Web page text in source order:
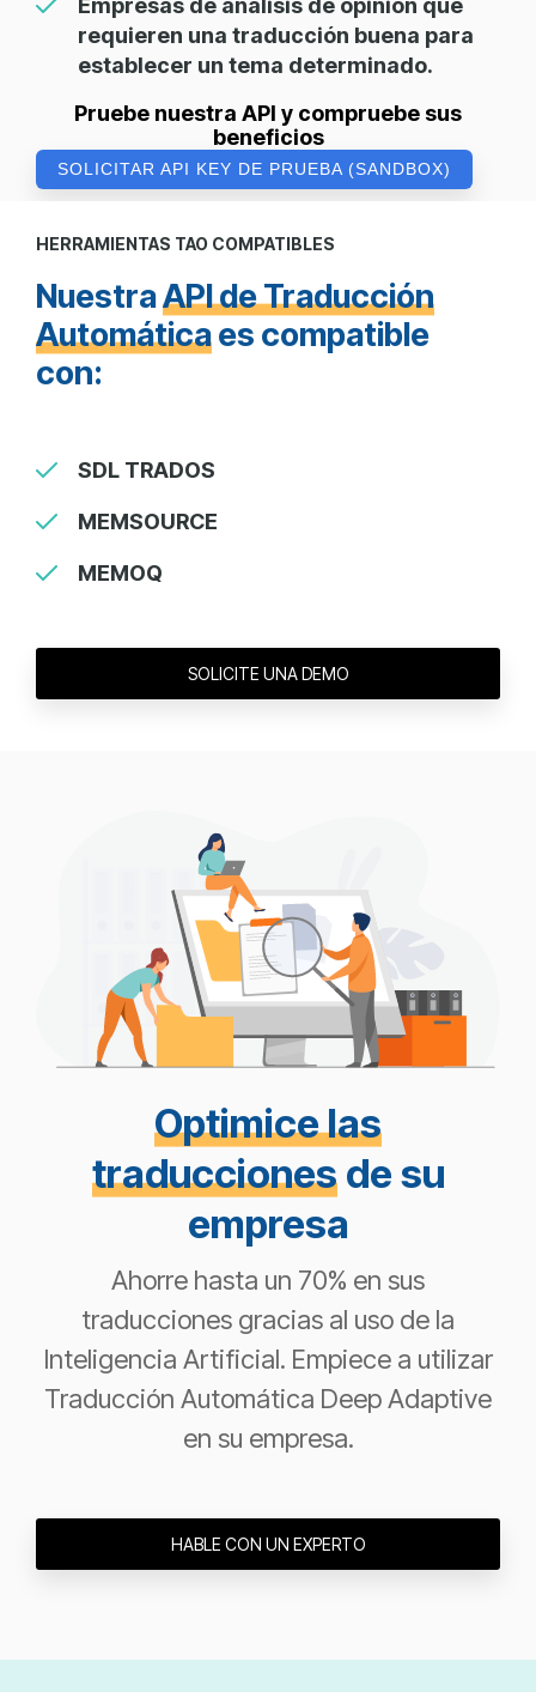
Empresas de análisis de opinión que
requieren una traducción buena para
establecer un tema determinado.
Pruebe nuestra API y compruebe sus
beneficios
SOLICITAR API KEY DE PRUEBA (SANDBOX)
HERRAMIENTAS TAO COMPATIBLES
NuestraAPI de Traducción
Automáticaes compatible
con:
SDL TRADOS
MEMSOURCE
MEMOQ
SOLICITE UNA DEMO
Optimice las
traduccionesde su
empresa
Ahorre hasta un 70% en sus
traducciones gracias al uso de la
Inteligencia Artificial. Empiece a utilizar
Traducción Automática Deep Adaptive
en su empresa.
HABLE CON UN EXPERTO